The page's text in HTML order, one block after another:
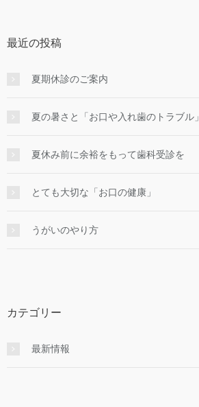
最近の投稿
夏期休診のご案内
夏の暑さと「お口や入れ歯のトラブル」
夏休み前に余裕をもって歯科受診を
とても大切な「お口の健康」
うがいのやり⽅
カテゴリー
最新情報